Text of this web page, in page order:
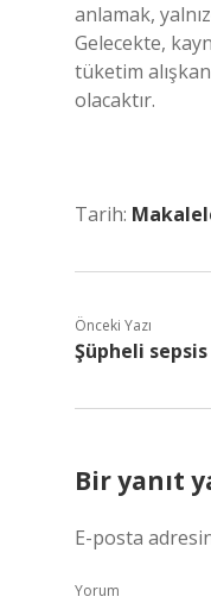
anlamak,
Gelecekte,
tüketim
olacaktır.
Tarih:
Önceki Yazı
Şüpheli
Bir yanıt
E-posta
Yorum